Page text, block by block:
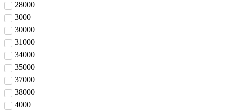
28000
3000
30000
31000
34000
35000
37000
38000
4000